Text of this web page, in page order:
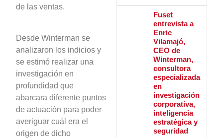
de las ventas.
Desde Winterman se
analizaron los indicios y
se estimó realizar una
investigación en
profundidad que
abarcara diferente puntos
de actuación para poder
averiguar cuál era el
origen de dicho
Fuset
entrevista a
Enric
Vilamajó,
CEO de
Winterman,
consultora
especializada
en
investigación
corporativa,
inteligencia
estratégica y
seguridad